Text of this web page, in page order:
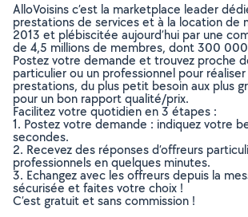
AlloVoisins c’est la marketplace leader
prestations de services et à la location de
2013 et plébiscitée aujourd’hui par une
de 4,5 millions de membres, dont 300
Postez votre demande et trouvez proche
particulier ou un professionnel pour
prestations, du plus petit besoin aux plus
pour un bon rapport qualité/prix.
Facilitez votre quotidien en 3 étapes :
1. Postez votre demande : indiquez votre
secondes.
2. Recevez des réponses d’offreurs
professionnels en quelques minutes.
3. Echangez avec les offreurs depuis la
sécurisée et faites votre choix !
C’est gratuit et sans commission !